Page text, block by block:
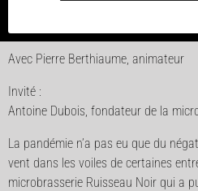
Avec Pierre Berthiaume, animateur
Invité :
Antoine Dubois, fondateur de la
La pandémie n’a pas eu que du
vent dans les voiles de certaines
microbrasserie Ruisseau Noir qui a